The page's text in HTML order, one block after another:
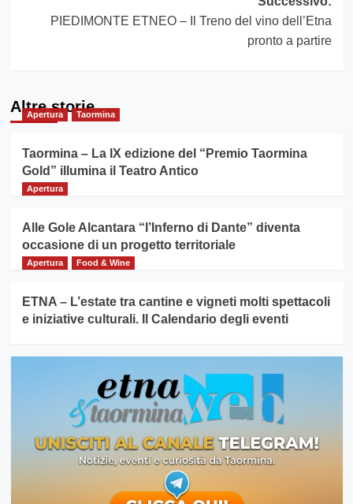
PIEDIMONTE ETNEO – Il Treno del vino dell’Etna
pronto a partire
Altre storie
Apertura Taormina
Taormina – La IX edizione del “Premio Taormina
Gold” illumina il Teatro Antico
Apertura
Alle Gole Alcantara “l’Inferno di Dante” diventa
occasione di un progetto territoriale
Apertura Food & Wine
ETNA – L’estate tra cantine e vigneti molti spettacoli
e iniziative culturali. Il Calendario degli eventi